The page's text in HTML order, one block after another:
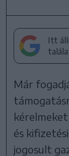
Itt
Már
és
jogosult